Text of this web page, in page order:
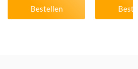
Bestellen